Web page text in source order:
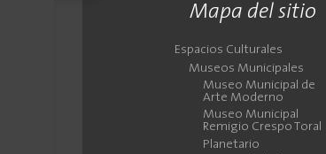
Mapa del sitio
Espacios Culturales
Museos Municipales
Museo Municipal de
Arte Moderno
Museo Municipal
Remigio Crespo Toral
Planetario